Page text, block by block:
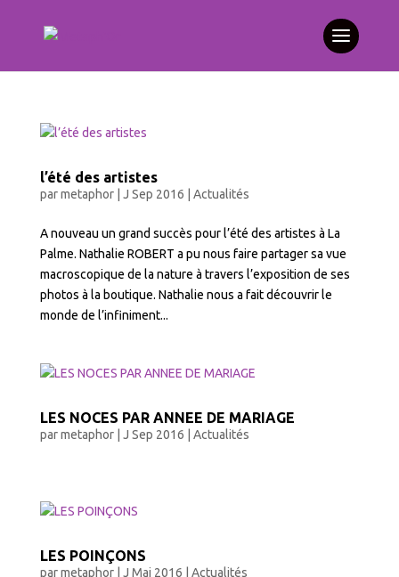
l’été des artistes
parmetaphor| J Sep 2016 Actualités
A nouveau un grand succès pour l’été des artistes à La
Palme. Nathalie ROBERT a pu nous faire partager sa vue
macroscopique de la nature à travers l’exposition de ses
photos à la boutique. Nathalie nous a fait découvrir le
monde de l’infiniment...
LES NOCES PAR ANNEE DE MARIAGE
parmetaphor| J Sep 2016 Actualités
LES POINÇONS
parmetaphor| J Mai 2016 Actualités